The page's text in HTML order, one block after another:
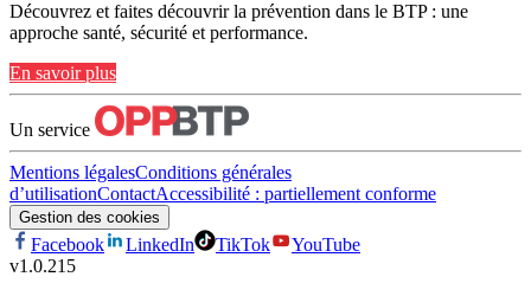
Découvrez et faites découvrir la prévention dans le BTP : une
approche santé, sécurité et performance.
En savoir plus
Un service
Mentions légalesConditions générales
d’utilisationContactAccessibilité : partiellement conforme
Gestion des cookies
Facebook LinkedIn TikTok
YouTube
v1.0.215